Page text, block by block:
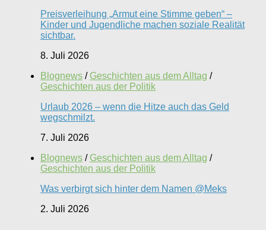
Preisverleihung „Armut eine Stimme geben“ –
Kinder und Jugendliche machen soziale Realität
sichtbar.
8. Juli 2026
Blognews / Geschichten aus dem Alltag /
Geschichten aus der Politik
Urlaub 2026 – wenn die Hitze auch das Geld
wegschmilzt.
7. Juli 2026
Blognews / Geschichten aus dem Alltag /
Geschichten aus der Politik
Was verbirgt sich hinter dem Namen @Meks
2. Juli 2026